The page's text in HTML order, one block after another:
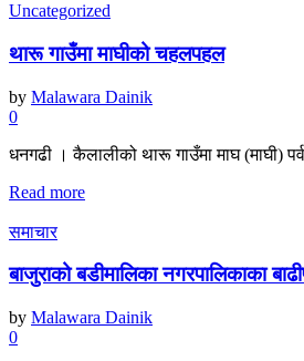
Uncategorized
थारू गाउँमा माघीको चहलपहल
by Malawara Dainik
0
धनगढी । कैलालीको थारू गाउँमा माघ (माघी)
Read more
समाचार
बाजुराको बडीमालिका नगरपालिकाका
by Malawara Dainik
0